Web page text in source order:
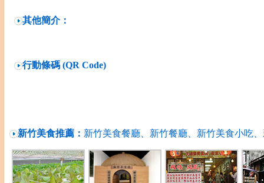
其他簡介：
行動條碼 (QR Code)
新竹美食推薦： 新竹美食餐廳、新竹餐廳、新竹美食小吃